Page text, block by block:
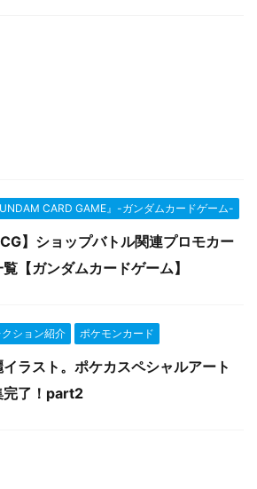
CARD GAME』-ガンダムカードゲーム-
】ショップバトル関連プロモカー
覧【ガンダムカードゲーム】
クション紹介 ポケモンカード
イラスト。ポケカスペシャルアート
完了！part2